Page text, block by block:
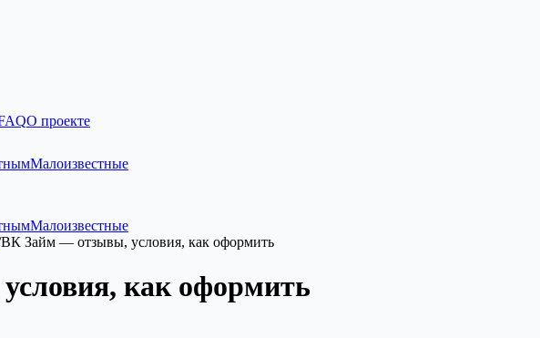
О проекте
Малоизвестные
Малоизвестные
ВК Займ — отзывы, условия, как оформить
как оформить